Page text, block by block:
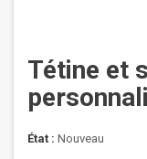
Tétine et
État : Nouveau